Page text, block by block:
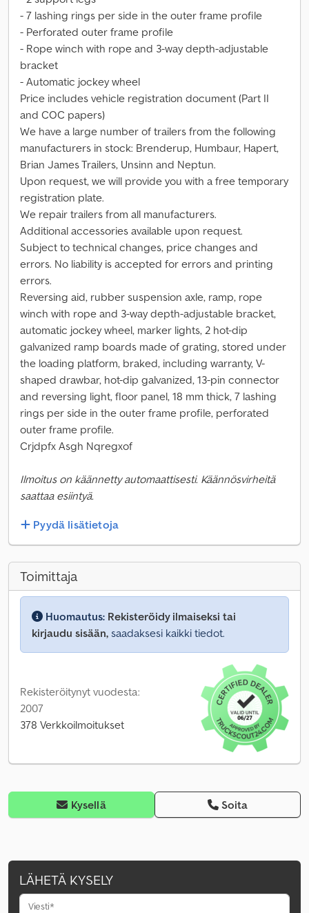
- 7 lashing rings per side in the outer frame profile
- Perforated outer frame profile
- Rope winch with rope and 3-way depth-adjustable
bracket
- Automatic jockey wheel
Price includes vehicle registration document (Part II
and COC papers)
We have a large number of trailers from the following
manufacturers in stock: Brenderup, Humbaur, Hapert,
Brian James Trailers, Unsinn and Neptun.
Upon request, we will provide you with a free temporary
registration plate.
We repair trailers from all manufacturers.
Additional accessories available upon request.
Subject to technical changes, price changes and
errors. No liability is accepted for errors and printing
errors.
Reversing aid, rubber suspension axle, ramp, rope
winch with rope and 3-way depth-adjustable bracket,
automatic jockey wheel, marker lights, 2 hot-dip
galvanized ramp boards made of grating, stored under
the loading platform, braked, including warranty, V-
shaped drawbar, hot-dip galvanized, 13-pin connector
and reversing light, floor panel, 18 mm thick, 7 lashing
rings per side in the outer frame profile, perforated
outer frame profile.
Crjdpfx Asgh Nqregxof
Ilmoitus on käännetty automaattisesti. Käännösvirheitä
saattaa esiintyä.
Pyydä lisätietoja
Toimittaja
Huomautus: Rekisteröidy ilmaiseksi tai
kirjaudu sisään, saadaksesi kaikki tiedot.
Rekisteröitynyt vuodesta:
2007
378 Verkkoilmoitukset
Kysellä Soita
LÄHETÄ KYSELY
Viesti*